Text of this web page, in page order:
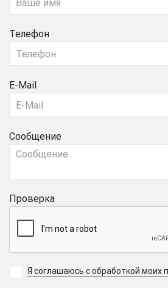
Телефон
E-Mail
Сообщение
Проверка
Я соглашаюсь с обработкой моих